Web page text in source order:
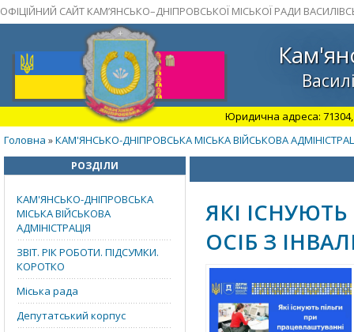
ОФІЦІЙНИЙ САЙТ КАМ’ЯНСЬКО–ДНІПРОВСЬКОЇ МІСЬКОЇ РАДИ
Юридична адреса: 71304,
Головна »КАМ'ЯНСЬКО-ДНІПРОВСЬКА МІСЬКА ВІЙСЬКОВА
РОЗДІЛИ
КАМ'ЯНСЬКО-ДНІПРОВСЬКА
МІСЬКА ВІЙСЬКОВА
АДМІНІСТРАЦІЯ
ЗВІТ. РІК РОБОТИ. ПІДСУМКИ.
КОРОТКО
Міська рада
Депутатський корпус
ЯКІ
ОСІБ З